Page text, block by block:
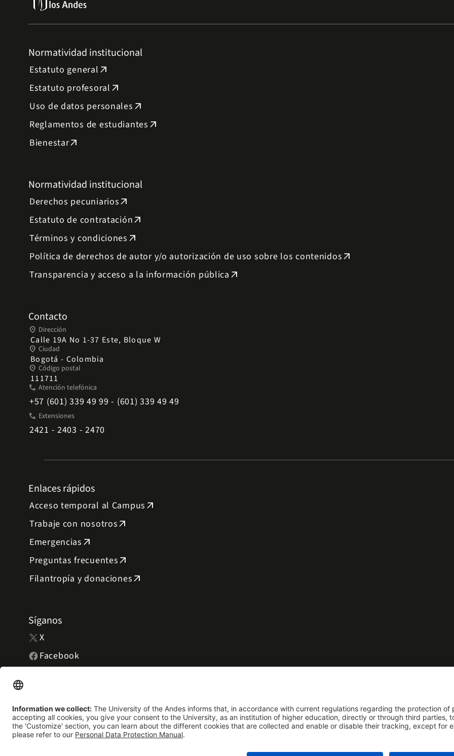
Normatividad institucional
Estatuto general arrow_outward
Estatuto profesoral arrow_outward
Uso de datos personales arrow_outward
Reglamentos de estudiantes arrow_outward
Bienestararrow_outward
Normatividad institucional
Derechos pecuniariosarrow_outward
Estatuto de contrataciónarrow_outward
Términos y condiciones arrow_outward
Política de derechos de autor y/o autorización de uso sobre los contenidosarrow_outward
Transparencia y acceso a la información pública arrow_outward
Contacto
place Dirección
Calle 19A No 1-37 Este, Bloque W
place Ciudad
Bogotá - Colombia
place Código postal
111711
phone Atención telefónica
+57 (601) 339 49 99 - (601) 339 49 49
phone Extensiones
2421 - 2403 - 2470
Enlaces rápidos
Acceso temporal al Campus arrow_outward
Trabaje con nosotrosarrow_outward
Emergencias arrow_outward
Preguntas frecuentesarrow_outward
Filantropía y donacionesarrow_outward
Síganos
X
Facebook
LinkedIn